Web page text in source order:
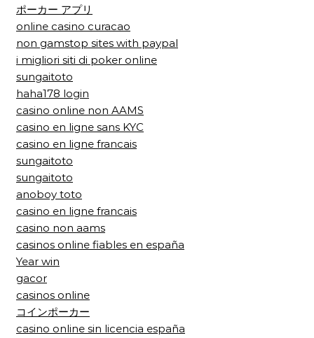
ポーカー アプリ
online casino curacao
non gamstop sites with paypal
i migliori siti di poker online
sungaitoto
haha178 login
casino online non AAMS
casino en ligne sans KYC
casino en ligne francais
sungaitoto
sungaitoto
anoboy toto
casino en ligne francais
casino non aams
casinos online fiables en españa
Year win
gacor
casinos online
コインポーカー
casino online sin licencia españa